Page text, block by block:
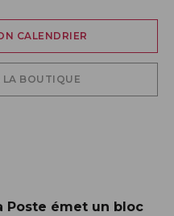
CALENDRIER
LA BOUTIQUE
Poste émet un bloc